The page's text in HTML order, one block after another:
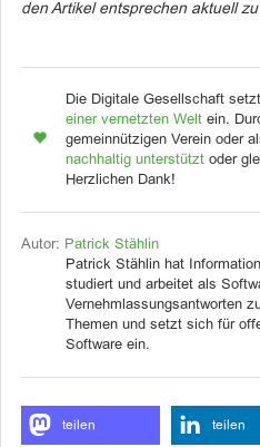
den Artikel entsprechen aktuell
Die Digitale Gesellschaft
einer vernetzten Welt ein.
gemeinnützigen Verein oder
nachhaltig unterstützt oder
Herzlichen Dank!
Autor: Patrick Stählin
Patrick Stählin hat
studiert und arbeitet als
Vernehmlassungsantworten
Themen und setzt sich für
Software ein.
teilen teilen